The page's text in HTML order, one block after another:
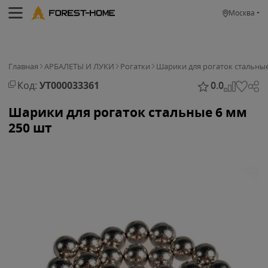
Москва
Главная АРБАЛЕТЫ И ЛУКИ Рогатки Шарики для рогаток
Код: УТ000033361 0.0
Шарики для рогаток стальные 6 мм
250 шт